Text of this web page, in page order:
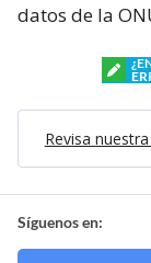
datos de la
Revisa
Síguenos en: